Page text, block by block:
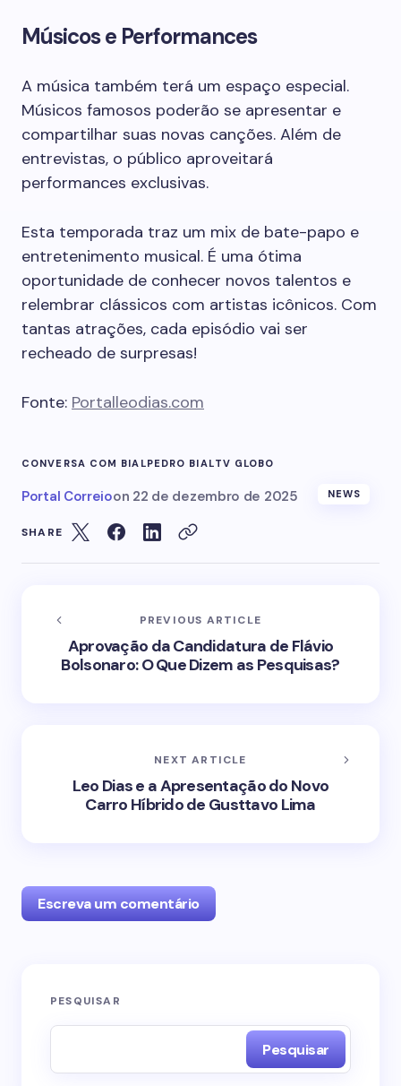
Músicos e Performances
A música também terá um espaço especial.
Músicos famosos poderão se apresentar e
compartilhar suas novas canções. Além de
entrevistas, o público aproveitará
performances exclusivas.
Esta temporada traz um mix de bate-papo e
entretenimento musical. É uma ótima
oportunidade de conhecer novos talentos e
relembrar clássicos com artistas icônicos. Com
tantas atrações, cada episódio vai ser
recheado de surpresas!
Fonte: Portalleodias.com
CONVERSA COM BIALPEDRO BIALTV GLOBO
Portal Correioon 22 de dezembro de 2025 NEWS
SHARE
PREVIOUS ARTICLE
Aprovação da Candidatura de Flávio
Bolsonaro: O Que Dizem as Pesquisas?
NEXT ARTICLE
Leo Dias e a Apresentação do Novo
Carro Híbrido de Gusttavo Lima
Escreva um comentário
O seu endereço de e-mail não será publicado.
PESQUISAR
Pesquisar